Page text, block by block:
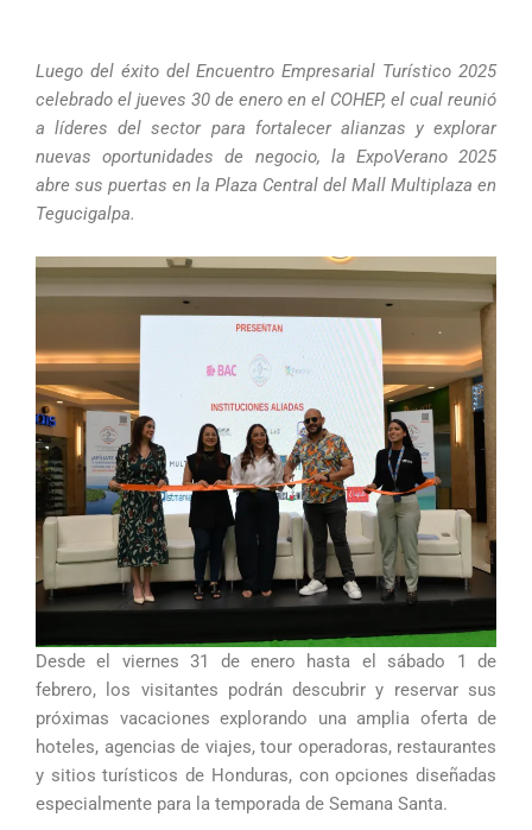
Luego del éxito del Encuentro Empresarial Turístico 2025
celebrado el jueves 30 de enero en el COHEP, el cual reunió
a líderes del sector para fortalecer alianzas y explorar
nuevas oportunidades de negocio, la ExpoVerano 2025
abre sus puertas en la Plaza Central del Mall Multiplaza en
Tegucigalpa.
Desde el viernes 31 de enero hasta el sábado 1 de
febrero, los visitantes podrán descubrir y reservar sus
próximas vacaciones explorando una amplia oferta de
hoteles, agencias de viajes, tour operadoras, restaurantes
y sitios turísticos de Honduras, con opciones diseñadas
especialmente para la temporada de Semana Santa.